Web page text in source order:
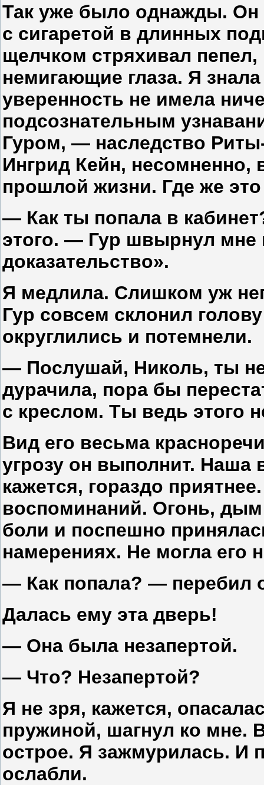
Так уже было однажды. Он
с сигаретой в длинных
щелчком стряхивал
немигающие глаза. Я
уверенность не имела
подсознательным
Гуром, — наследство
Ингрид Кейн, несомненно,
прошлой жизни. Где же
— Как ты попала в
этого. — Гур швырнул мне
доказательство».
Я медлила. Слишком уж
Гур совсем склонил
округлились и потемнели.
— Послушай, Николь, ты
дурачила, пора бы
с креслом. Ты ведь этого
Вид его весьма
угрозу он выполнит.
кажется, гораздо
воспоминаний. Огонь,
боли и поспешно
намерениях. Не могла его
— Как попала? — перебил
Далась ему эта дверь!
— Она была незапертой.
— Что? Незапертой?
Я не зря, кажется,
пружиной, шагнул ко мне.
острое. Я зажмурилась. И
ослабли.